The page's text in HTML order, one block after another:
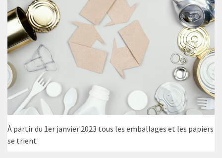
À partir du 1er janvier 2023 tous les emballages et les papiers
se trient